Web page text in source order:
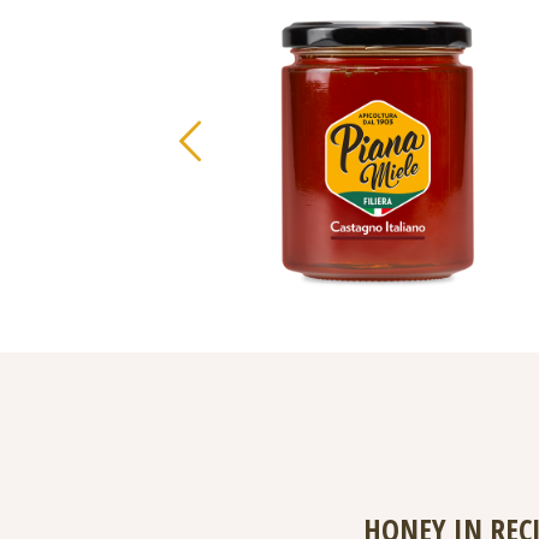
HONEY IN